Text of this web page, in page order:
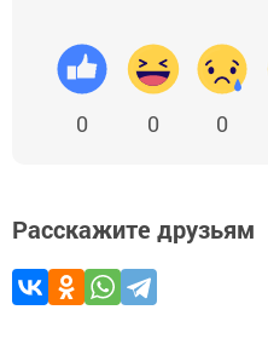
0 0 0
Расскажите друзьям